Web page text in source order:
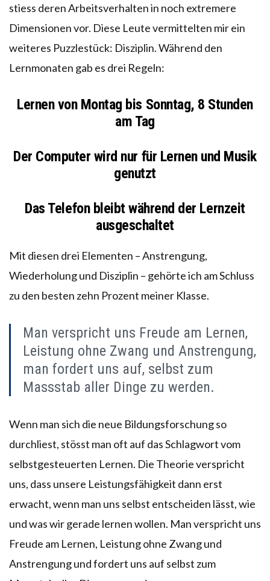
stiess deren Arbeitsverhalten in noch extremere
Dimensionen vor. Diese Leute vermittelten mir ein
weiteres Puzzlestück: Disziplin. Während den
Lernmonaten gab es drei Regeln:
Lernen von Montag bis Sonntag, 8 Stunden
am Tag
Der Computer wird nur für Lernen und Musik
genutzt
Das Telefon bleibt während der Lernzeit
ausgeschaltet
Mit diesen drei Elementen – Anstrengung,
Wiederholung und Disziplin – gehörte ich am Schluss
zu den besten zehn Prozent meiner Klasse.
Man verspricht uns Freude am Lernen,
Leistung ohne Zwang und Anstrengung,
man fordert uns auf, selbst zum
Massstab aller Dinge zu werden.
Wenn man sich die neue Bildungsforschung so
durchliest, stösst man oft auf das Schlagwort vom
selbstgesteuerten Lernen. Die Theorie verspricht
uns, dass unsere Leistungsfähigkeit dann erst
erwacht, wenn man uns selbst entscheiden lässt, wie
und was wir gerade lernen wollen. Man verspricht uns
Freude am Lernen, Leistung ohne Zwang und
Anstrengung und fordert uns auf selbst zum